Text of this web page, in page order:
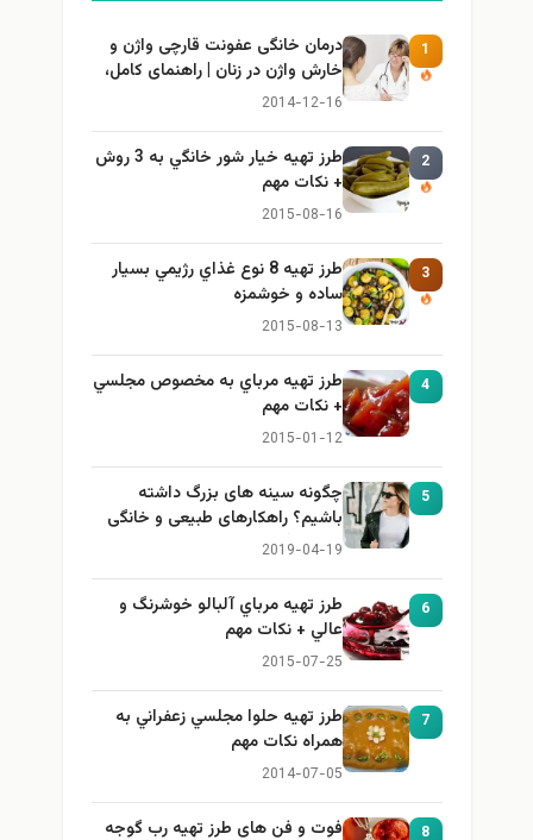
1
درمان خانگی عفونت قارچی واژن و
خارش واژن در زنان | راهنمای کامل،
ایمن و کاربردی
2014-12-16
2
طرز تهيه خیار شور خانگي به 3 روش
+ نكات مهم
2015-08-16
3
طرز تهيه 8 نوع غذاي رژيمي بسيار
ساده و خوشمزه
2015-08-13
4
طرز تهيه مرباي به مخصوص مجلسي
+ نكات مهم
2015-01-12
5
چگونه سینه های بزرگ داشته
باشیم؟ راهکارهای طبیعی و خانگی
برای بزرگ کردن سینه
2019-04-19
6
طرز تهيه مرباي آلبالو خوشرنگ و
عالي + نكات مهم
2015-07-25
7
طرز تهيه حلوا مجلسي زعفراني به
همراه نكات مهم
2014-07-05
8 فوت و فن های طرز تهیه رب گوجه